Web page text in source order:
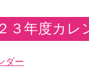
３年度カレ
ダー